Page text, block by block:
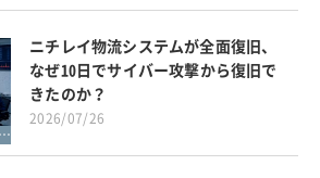
標的型攻撃・ランサムウェア対策
ニチレイ物流システムが全面復旧、
なぜ10日でサイバー攻撃から復旧で
きたのか？
2026/07/26